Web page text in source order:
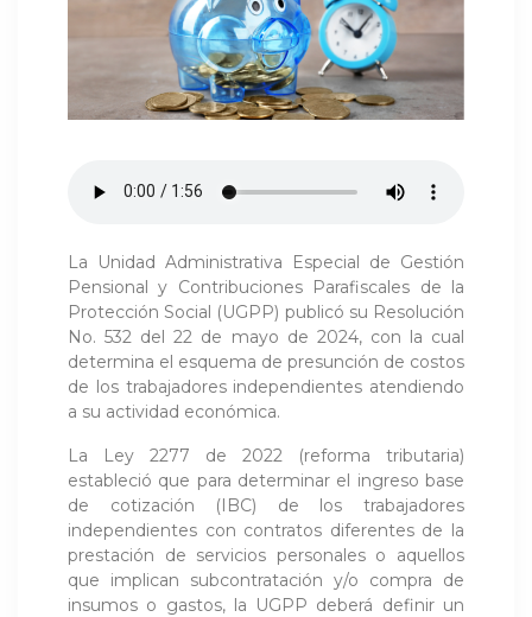
La Unidad Administrativa Especial de Gestión
Pensional y Contribuciones Parafiscales de la
Protección Social (UGPP) publicó su Resolución
No. 532 del 22 de mayo de 2024, con la cual
determina el esquema de presunción de costos
de los trabajadores independientes atendiendo
a su actividad económica.
La Ley 2277 de 2022 (reforma tributaria)
estableció que para determinar el ingreso base
de cotización (IBC) de los trabajadores
independientes con contratos diferentes de la
prestación de servicios personales o aquellos
que implican subcontratación y/o compra de
insumos o gastos, la UGPP deberá definir un